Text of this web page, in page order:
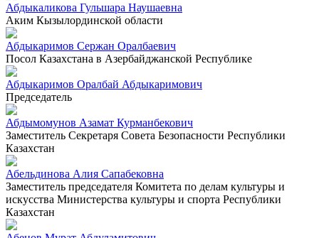
Абдыкаликова Гульшара Наушаевна
Аким Кызылординской области
Абдыкаримов Сержан Оралбаевич
Посол Казахстана в Азербайджанской Республике
Абдыкаримов Оралбай Абдыкаримович
Председатель
Абдымомунов Азамат Курманбекович
Заместитель Секретаря Совета Безопасности Республики
Казахстан
Абельдинова Алия Сапабековна
Заместитель председателя Комитета по делам культуры и
искусства Министерства культуры и спорта Республики
Казахстан